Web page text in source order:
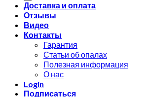
Доставка и оплата
Отзывы
Видео
Контакты
Гарантия
Статьи об опалах
Полезная информация
О нас
Login
Подписаться